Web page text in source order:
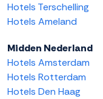
Hotels Terschelling
Hotels Ameland
Midden Nederland
Hotels Amsterdam
Hotels Rotterdam
Hotels Den Haag